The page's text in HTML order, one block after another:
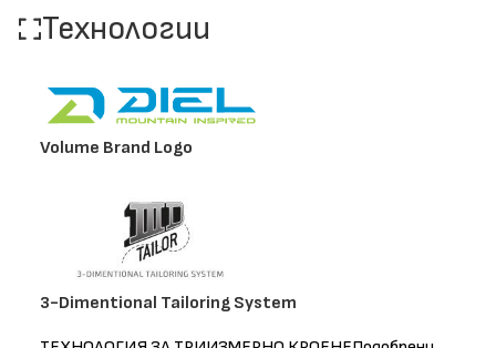
Технологии
Volume Brand Logo
3-Dimentional Tailoring System